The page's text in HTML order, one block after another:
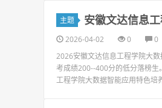
主题 安徽文达信息
2026-04-02 0
0
2026安徽文达信息工程学院大
考成绩200--400分的低分落榜生
工程学院大数据智能应用特色培